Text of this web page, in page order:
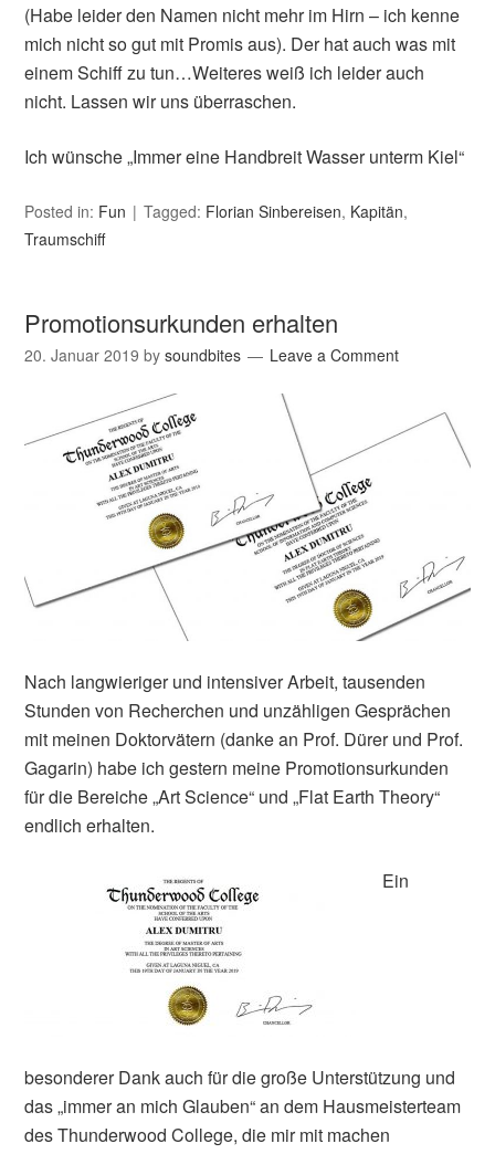
(Habe leider den Namen nicht mehr im Hirn – ich kenne
mich nicht so gut mit Promis aus). Der hat auch was mit
einem Schiff zu tun…Weiteres weiß ich leider auch
nicht. Lassen wir uns überraschen.
Ich wünsche „Immer eine Handbreit Wasser unterm Kiel“
Posted in: Fun Tagged: Florian Sinbereisen, Kapitän,
Traumschiff
Promotionsurkunden erhalten
20. Januar 2019 bysoundbites Leave a Comment
Nach langwieriger und intensiver Arbeit, tausenden
Stunden von Recherchen und unzähligen Gesprächen
mit meinen Doktorvätern (danke an Prof. Dürer und Prof.
Gagarin) habe ich gestern meine Promotionsurkunden
für die Bereiche „Art Science“ und „Flat Earth Theory“
endlich erhalten.
Ein
besonderer Dank auch für die große Unterstützung und
das „immer an mich Glauben“ an dem Hausmeisterteam
des Thunderwood College, die mir mit machen